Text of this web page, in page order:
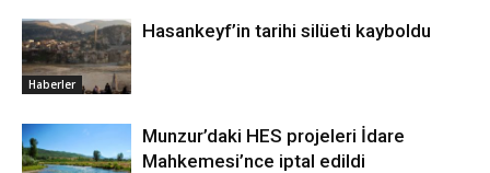
Haberler
Hasankeyf’in tarihi silüeti kayboldu
Munzur’daki HES projeleri İdare
Mahkemesi’nce iptal edildi